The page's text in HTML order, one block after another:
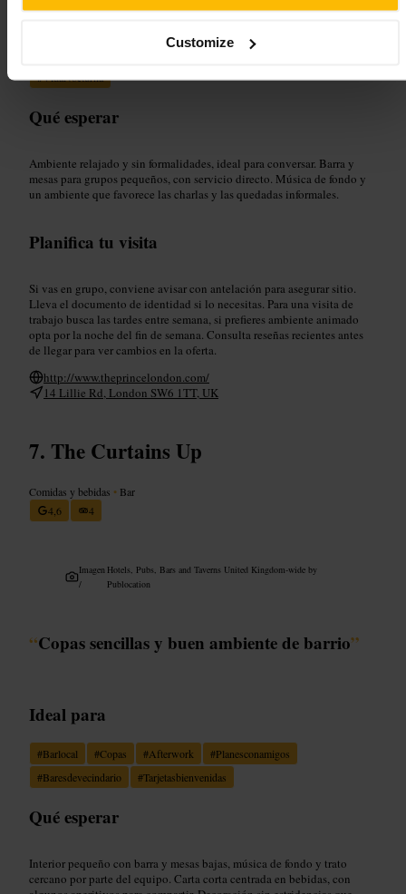
Customize
Ideal para
Afterwork
#VidaNocturna
Qué esperar
Ambiente relajado y sin formalidades, ideal para conversar. Barra y
mesas para grupos pequeños, con servicio directo. Música de fondo y
un ambiente que favorece las charlas y las quedadas informales.
Planifica tu visita
Si vas en grupo, conviene avisar con antelación para asegurar sitio.
Lleva el documento de identidad si lo necesitas. Para una visita de
trabajo busca las tardes entre semana, si prefieres ambiente animado
opta por la noche del fin de semana. Consulta reseñas recientes antes
de llegar para ver cambios en la oferta.
http://www.theprincelondon.com/
14 Lillie Rd, London SW6 1TT, UK
The Curtains Up
Comidas y bebidas • Bar
4,6
4
Imagen
/
Hotels, Pubs, Bars and Taverns United Kingdom-wide by
Publocation
“Copas sencillas y buen ambiente de barrio”
Ideal para
#Barlocal #Copas #Afterwork #Planesconamigos
#Baresdevecindario #Tarjetasbienvenidas
Qué esperar
Interior pequeño con barra y mesas bajas, música de fondo y trato
cercano por parte del equipo. Carta corta centrada en bebidas, con